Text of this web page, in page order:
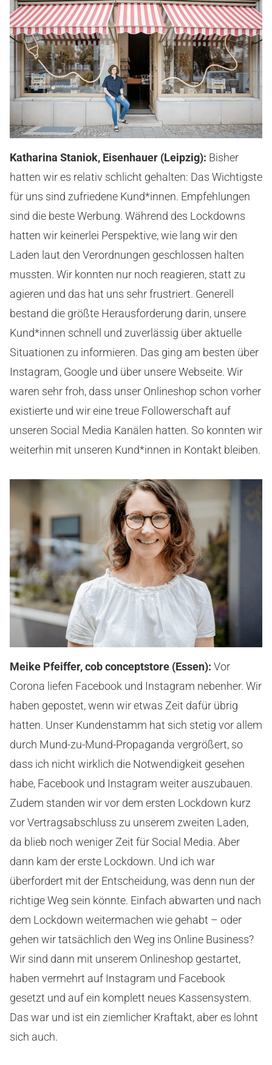
Katharina Staniok, Eisenhauer (Leipzig): Bisher
hatten wir es relativ schlicht gehalten: Das Wichtigste
für uns sind zufriedene Kund*innen. Empfehlungen
sind die beste Werbung. Während des Lockdowns
hatten wir keinerlei Perspektive, wie lang wir den
Laden laut den Verordnungen geschlossen halten
mussten. Wir konnten nur noch reagieren, statt zu
agieren und das hat uns sehr frustriert. Generell
bestand die größte Herausforderung darin, unsere
Kund*innen schnell und zuverlässig über aktuelle
Situationen zu informieren. Das ging am besten über
Instagram, Google und über unsere Webseite. Wir
waren sehr froh, dass unser Onlineshop schon vorher
existierte und wir eine treue Followerschaft auf
unseren Social Media Kanälen hatten. So konnten wir
weiterhin mit unseren Kund*innen in Kontakt bleiben.
Meike Pfeiffer, cob conceptstore (Essen): Vor
Corona liefen Facebook und Instagram nebenher. Wir
haben gepostet, wenn wir etwas Zeit dafür übrig
hatten. Unser Kundenstamm hat sich stetig vor allem
durch Mund-zu-Mund-Propaganda vergrößert, so
dass ich nicht wirklich die Notwendigkeit gesehen
habe, Facebook und Instagram weiter auszubauen.
Zudem standen wir vor dem ersten Lockdown kurz
vor Vertragsabschluss zu unserem zweiten Laden,
da blieb noch weniger Zeit für Social Media. Aber
dann kam der erste Lockdown. Und ich war
überfordert mit der Entscheidung, was denn nun der
richtige Weg sein könnte. Einfach abwarten und nach
dem Lockdown weitermachen wie gehabt – oder
gehen wir tatsächlich den Weg ins Online Business?
Wir sind dann mit unserem Onlineshop gestartet,
haben vermehrt auf Instagram und Facebook
gesetzt und auf ein komplett neues Kassensystem.
Das war und ist ein ziemlicher Kraftakt, aber es lohnt
sich auch.